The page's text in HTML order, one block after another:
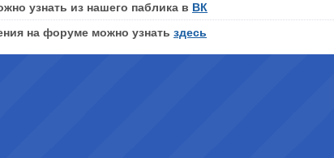
узнать из нашего паблика в ВК
на форуме можно узнать здесь